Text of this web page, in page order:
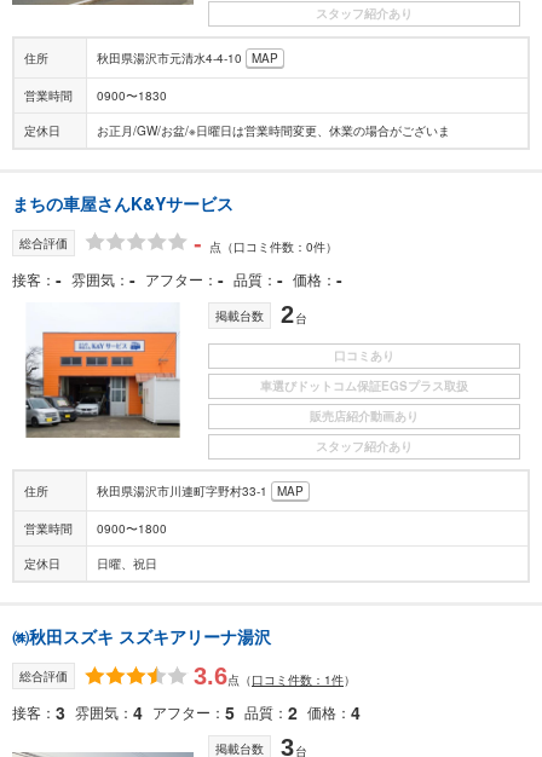
スタッフ紹介あり
住所 秋田県湯沢市元清水4-4-10 MAP
営業時間 0900〜1830
定休日 お正月/GW/お盆/※日曜日は営業時間変更、休業の場合がございま
まちの車屋さんK&Yサービス
総合評価 - 点 （口コミ件数：0件）
接客 - 雰囲気 - アフター - 品質 - 価格 -
掲載台数 2台
口コミあり
車選びドットコム保証EGSプラス取扱
販売店紹介動画あり
スタッフ紹介あり
住所 秋田県湯沢市川連町字野村33-1 MAP
営業時間 0900〜1800
定休日 日曜、祝日
㈱秋田スズキ スズキアリーナ湯沢
総合評価 3.6点 （口コミ件数：1件）
接客 3 雰囲気 4 アフター 5 品質 2 価格 4
掲載台数 3台